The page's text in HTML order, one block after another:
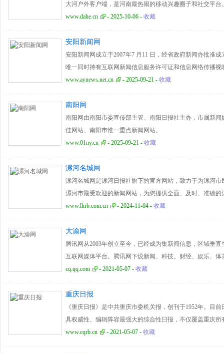
大河户外客户端，是河南最热闹的移动兴趣圈子和社交平台
www.dahe.cn
- 2025-10-06 - 收藏
安阳新闻网
安阳新闻网成立于2007年7 月11 日，经省政府新闻办批准
唯一同时持有互联网新闻信息服务许可证和信息网络传播
由安阳广播电视台广电网络发展中心负责具体管理。2023
www.aynews.net.cn - 2025-09-21 - 收藏
南阳网
南阳网由南阳市委宣传部主管、南阳日报社主办，市属新
佳网站、南阳市惟一重点新闻网站。
www.01ny.cn
- 2025-09-21 - 收藏
漯河名城网
漯河名城网是漯河日报社旗下的官方网站，致力于为漯河
漯河市最受欢迎的新闻网站，为您提供全面、及时、准确的
www.lhrb.com.cn
- 2024-11-04 - 收藏
大渝网
腾讯网从2003年创立至今，已经成为集新闻信息，区域垂
互联网媒体平台。腾讯网下设新闻、科技、财经、娱乐、
对不同类型资讯的需求。同时专注不同领域内容，打造精
cq.qq.com - 2021-05-07 - 收藏
重庆日报
《重庆日报》是中共重庆市委机关报，创刊于1952年。目
具权威性、编辑阵容最强大的综合性日报，不仅覆盖重庆
州、云南、湖北等多个毗邻省市。入选第三届全国“百强报
www.cqrb.cn - 2021-05-07 - 收藏